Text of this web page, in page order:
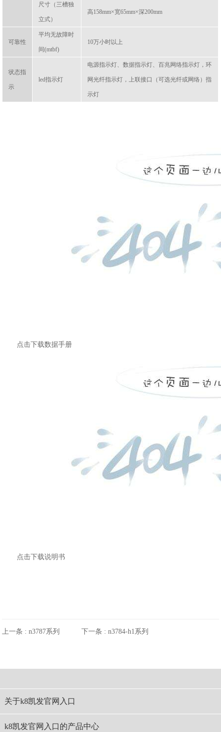
尺寸（三槽独
立式）
高158mm×宽65mm×深200mm
可靠性
平均无故障时
间(mtbf)
10万小时以上
状态指
示
led指示灯
电源指示灯、数据指示灯、百兆网络指示灯，环
网光纤指示灯，上联接口（可选光纤或网络）指
示灯
点击下载数据手册
点击下载说明书
上一条 :n3787系列 下一条 :n3784-h1系列
关于k8凯发官网入口
k8凯发官网入口的产品中心